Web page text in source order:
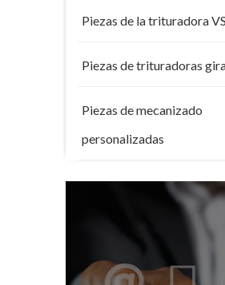
Piezas de la trituradora
Piezas de trituradoras
Piezas de mecanizado
personalizadas